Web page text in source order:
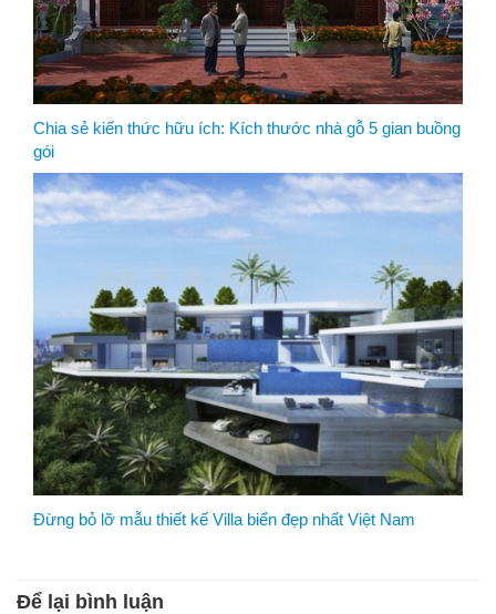
Chia sẻ kiến thức hữu ích: Kích thước nhà gỗ 5 gian buồng
gói
Đừng bỏ lỡ mẫu thiết kế Villa biển đẹp nhất Việt Nam
Để lại bình luận